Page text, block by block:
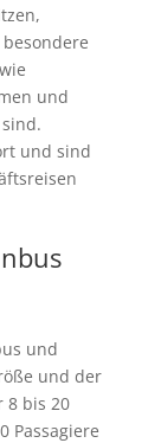
und
und sind
und
und der
8 bis 20
Passagiere